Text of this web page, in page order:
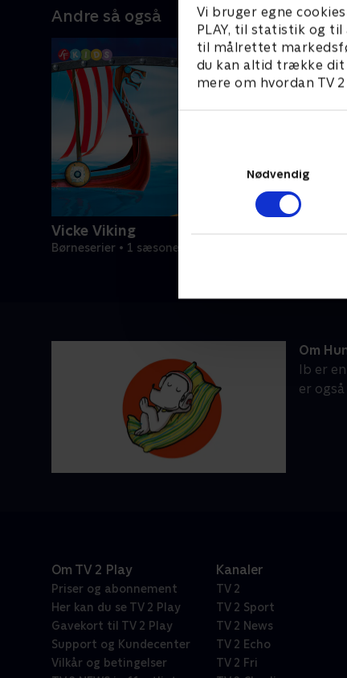
Vi bruger egne
PLAY, til statistik og
til målrettet
du kan altid trække dit
mere om hvordan TV
Nødvendig
Andre så også
Vicke Viking
Børneserier • 1 sæsoner
Om
Ib er
er
Om TV 2 Play
Priser og abonnement
Her kan du se TV 2 Play
Gavekort til TV 2 Play
Support og Kundecenter
Vilkår og betingelser
Kanaler
TV 2
TV 2 Sport
TV 2 News
TV 2 Echo
TV 2 Fri